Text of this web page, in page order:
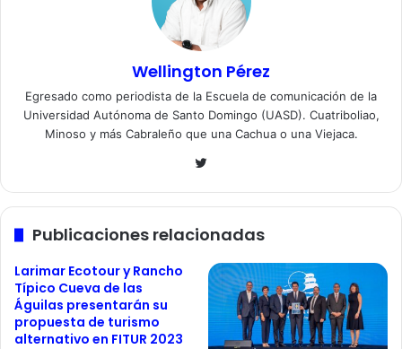
Wellington Pérez
Egresado como periodista de la Escuela de comunicación de la
Universidad Autónoma de Santo Domingo (UASD). Cuatriboliao,
Minoso y más Cabraleño que una Cachua o una Viejaca.
Twitter
Publicaciones relacionadas
Larimar Ecotour y Rancho
Típico Cueva de las
Águilas presentarán su
propuesta de turismo
alternativo en FITUR 2023